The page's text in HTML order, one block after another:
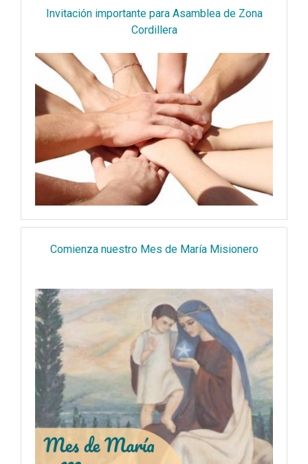
Invitación importante para Asamblea de Zona
Cordillera
Comienza nuestro Mes de María Misionero